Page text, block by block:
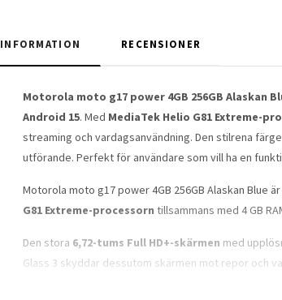
INFORMATION RECENSIONER
Motorola moto g17 power 4GB 256GB Alaskan
Android 15. Med MediaTek Helio G81 Extreme-
streaming och vardagsanvändning. Den stilrena
utförande. Perfekt för användare som vill ha en
Motorola moto g17 power 4GB 256GB Alaskan Blue
G81 Extreme-processorn tillsammans med 4 GB
Den stora 6,72-tums Full HD+-skärmen med
Glass 3 skyddar dessutom skärmen mot repor och